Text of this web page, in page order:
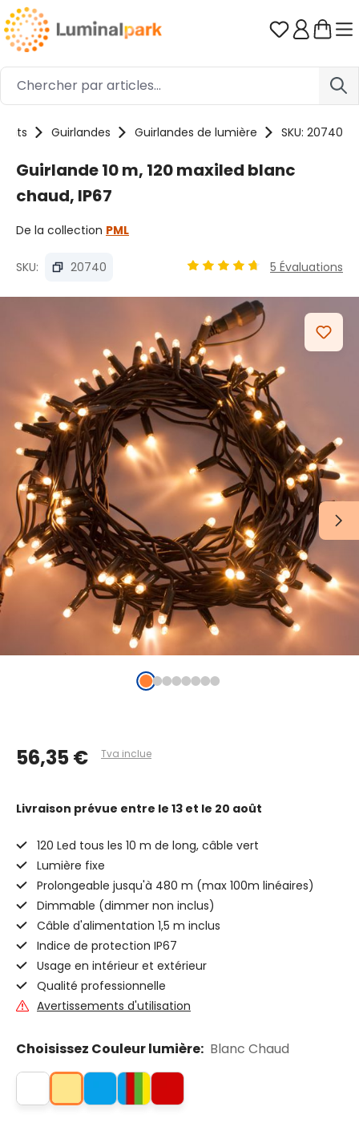
Passer au contenu principal Vous avez
Guirlandes Guirlandes de lumière SKU: 20740
Guirlande 10 m, 120 maxiled blanc
chaud, IP67
De la collection PML
SKU: 20740 5 Évaluations
56,35 € Tva inclue
Livraison prévue entre le 13 et le 20 août
120 Led tous les 10 m de long, câble vert
Lumière fixe
Prolongeable jusqu'à 480 m (max 100m linéaires)
Dimmable (dimmer non inclus)
Câble d'alimentation 1,5 m inclus
Indice de protection IP67
Usage en intérieur et extérieur
Qualité professionnelle
Avertissements d'utilisation
Choisissez Couleur lumière: Blanc Chaud